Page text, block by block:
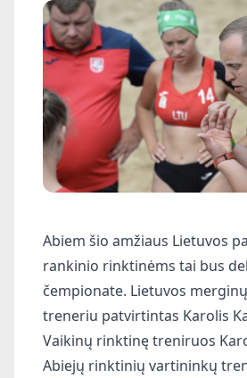
Abiem šio amžiaus Lietuvos
rankinio rinktinėms tai bus
čempionate. Lietuvos
treneriu patvirtintas Karolis
Vaikinų rinktinę treniruos
Abiejų rinktinių vartininkų